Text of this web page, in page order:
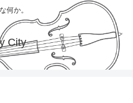
何か。
City